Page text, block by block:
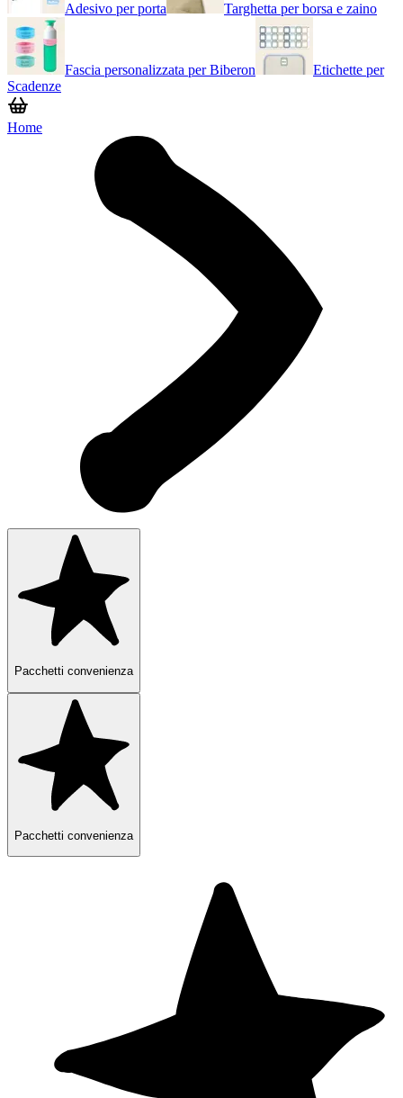
Adesivo per porta Targhetta per borsa e zaino
Fascia personalizzata per Biberon
Etichette per
Scadenze
Home
Pacchetti convenienza
Pacchetti convenienza